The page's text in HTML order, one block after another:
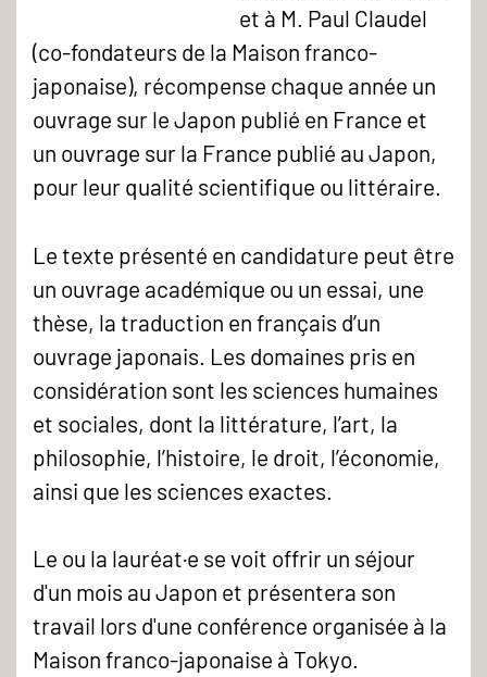
MFJ
et à M. Paul Claudel
(co-fondateurs de la Maison franco-
japonaise), récompense chaque année un
ouvrage sur le Japon publié en France et
un ouvrage sur la France publié au Japon,
pour leur qualité scientifique ou littéraire.
Le texte présenté en candidature peut être
un ouvrage académique ou un essai, une
thèse, la traduction en français d’un
ouvrage japonais. Les domaines pris en
considération sont les sciences humaines
et sociales, dont la littérature, l’art, la
philosophie, l’histoire, le droit, l’économie,
ainsi que les sciences exactes.
Le ou la lauréat·e se voit offrir un séjour
d'un mois au Japon et présentera son
travail lors d'une conférence organisée à la
Maison franco-japonaise à Tokyo.